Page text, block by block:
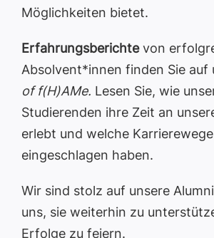
Möglichkeiten bietet.
Erfahrungsberichtevon
Absolvent*innen finden Sie auf
of f(H)AMe. Lesen Sie, wie
Studierenden ihre Zeit an
erlebt und welche
eingeschlagen haben.
Wir sind stolz auf unsere
uns, sie weiterhin zu
Erfolge zu feiern.